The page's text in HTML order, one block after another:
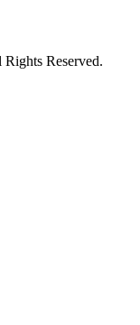
Reserved.